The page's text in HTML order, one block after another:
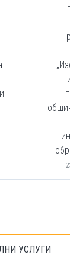
УСЛУГИ